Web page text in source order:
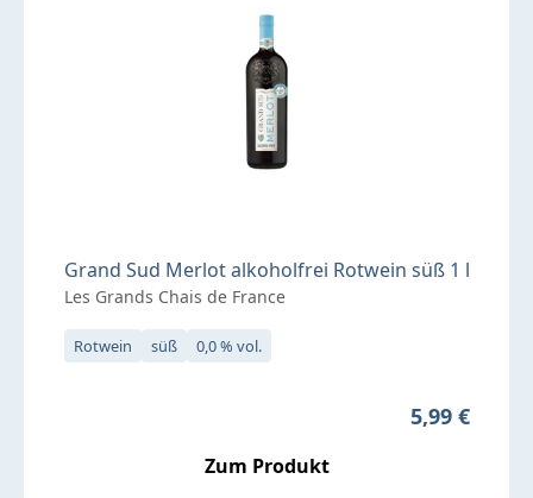
Grand Sud Merlot alkoholfrei Rotwein süß 1 l
Les Grands Chais de France
Rotwein süß 0,0 % vol.
Regulärer
5,99 €
Zum Produkt